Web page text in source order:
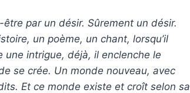
par un désir. Sûrement un désir.
un poème, un chant, lorsqu’il
une intrigue, déjà, il enclenche le
se crée. Un monde nouveau, avec
Et ce monde existe et croît selon sa